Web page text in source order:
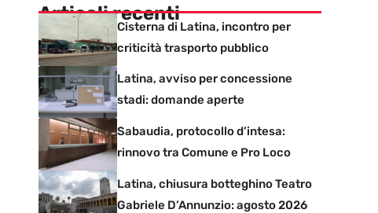
Articoli recenti
Cisterna di Latina, incontro per
criticità trasporto pubblico
Latina, avviso per concessione
stadi: domande aperte
Sabaudia, protocollo d’intesa:
rinnovo tra Comune e Pro Loco
Latina, chiusura botteghino Teatro
Gabriele D’Annunzio: agosto 2026